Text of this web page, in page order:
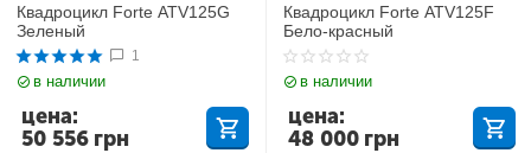
Квадроцикл Forte ATV125G
Зеленый
1
в наличии
50 556 грн
цена:
Квадроцикл Forte ATV125F
Бело-красный
в наличии
48 000 грн
цена: